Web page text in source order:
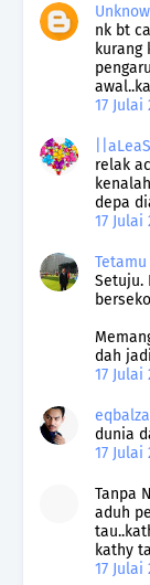
nk bt
kurang
17 Julai
relak
depa
17 Julai
Setuju.
dah
17 Julai
dunia
17 Julai
Tanpa
aduh
kathy
17 Julai